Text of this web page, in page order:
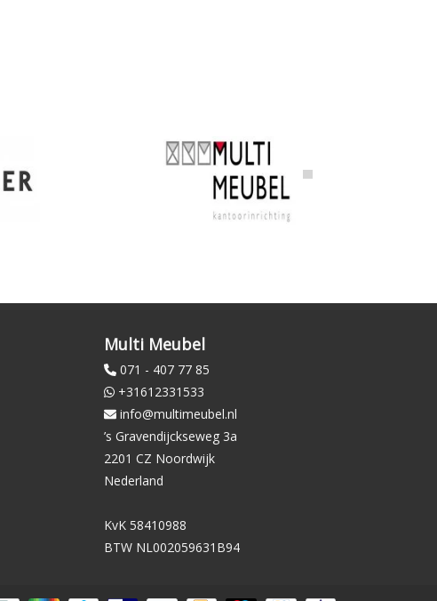
Multi Meubel
071 - 407 77 85
+31612331533
info@multimeubel.nl
’s Gravendijckseweg 3a
2201 CZ Noordwijk
Nederland
KvK 58410988
BTW NL002059631B94